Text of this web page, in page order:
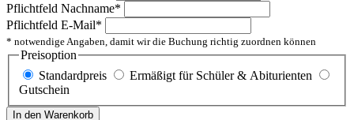
Pflichtfeld Nachname*
Pflichtfeld E-Mail*
* notwendige Angaben, damit wir die Buchung richtig zuordnen können
Preisoption
Standardpreis
Ermäßigt für Schüler & Abiturienten
Gutschein